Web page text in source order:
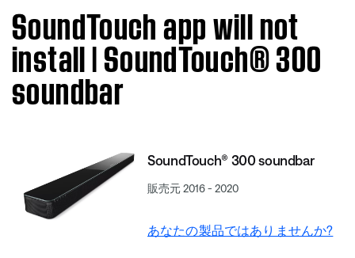
SoundTouch app will not
install | SoundTouch® 300
soundbar
SoundTouch® 300 soundbar
販売元 2016 - 2020
あなたの製品ではありませんか?